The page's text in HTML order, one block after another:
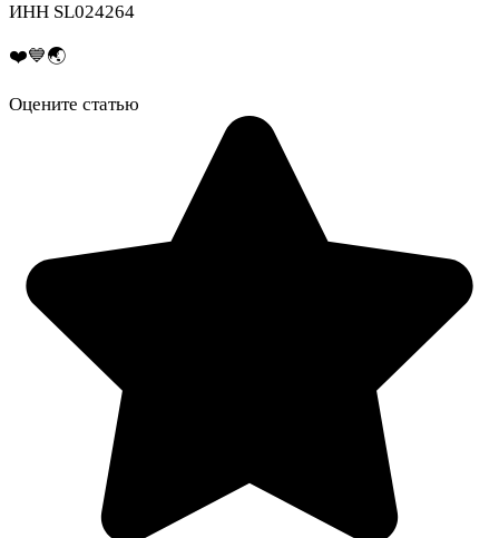
ИНН SL024264
❤️💙🌏
Оцените статью